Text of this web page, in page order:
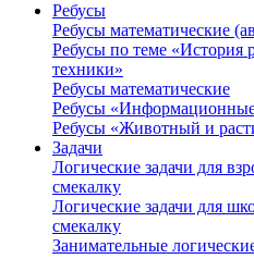
Ребусы
Ребусы математические
Ребусы по теме «История
техники»
Ребусы математические
Ребусы
Ребусы «Животный и
Задачи
Логические задачи для
смекалку
Логические задачи для
смекалку
Занимательные